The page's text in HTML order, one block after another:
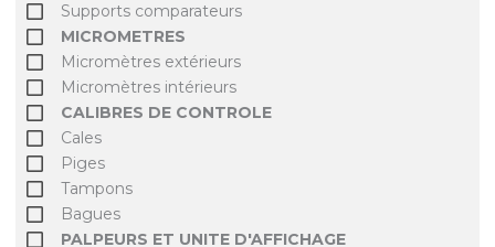
Supports comparateurs
MICROMETRES
Micromètres extérieurs
Micromètres intérieurs
CALIBRES DE CONTROLE
Cales
Piges
Tampons
Bagues
PALPEURS ET UNITE D'AFFICHAGE